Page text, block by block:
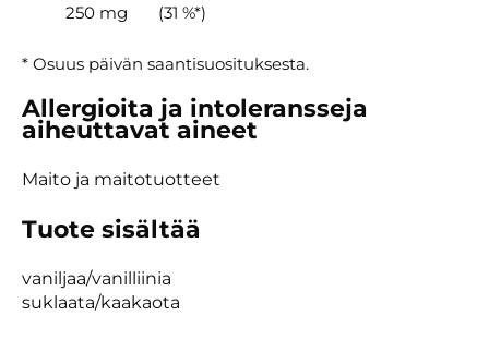
250 mg
(31 %*)
* Osuus päivän saantisuosituksesta.
Allergioita ja intoleransseja
aiheuttavat aineet
Maito ja maitotuotteet
Tuote sisältää
vaniljaa/vanilliinia
suklaata/kaakaota